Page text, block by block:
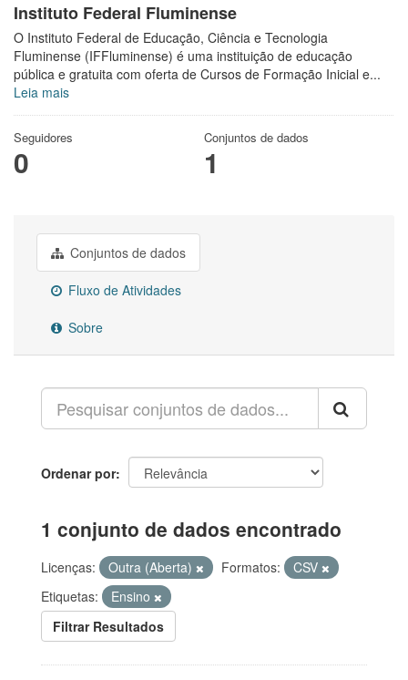
Instituto Federal Fluminense
O Instituto Federal de Educação, Ciência e Tecnologia
Fluminense (IFFluminense) é uma instituição de educação
pública e gratuita com oferta de Cursos de Formação Inicial e...
Leia mais
Seguidores
0
Conjuntos de dados
1
Conjuntos de dados
Fluxo de Atividades
Sobre
Ordenar por
1 conjunto de dados encontrado
Licenças: Outra (Aberta) Formatos:
CSV
Etiquetas:
Ensino
Filtrar Resultados